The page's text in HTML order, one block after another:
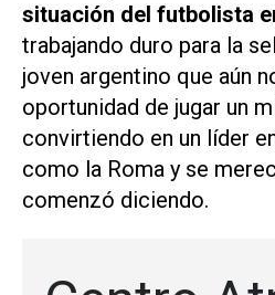
situación del futbolista
trabajando duro para la
joven argentino que aún
oportunidad de jugar un
convirtiendo en un líder
como la Roma y se
comenzó diciendo.